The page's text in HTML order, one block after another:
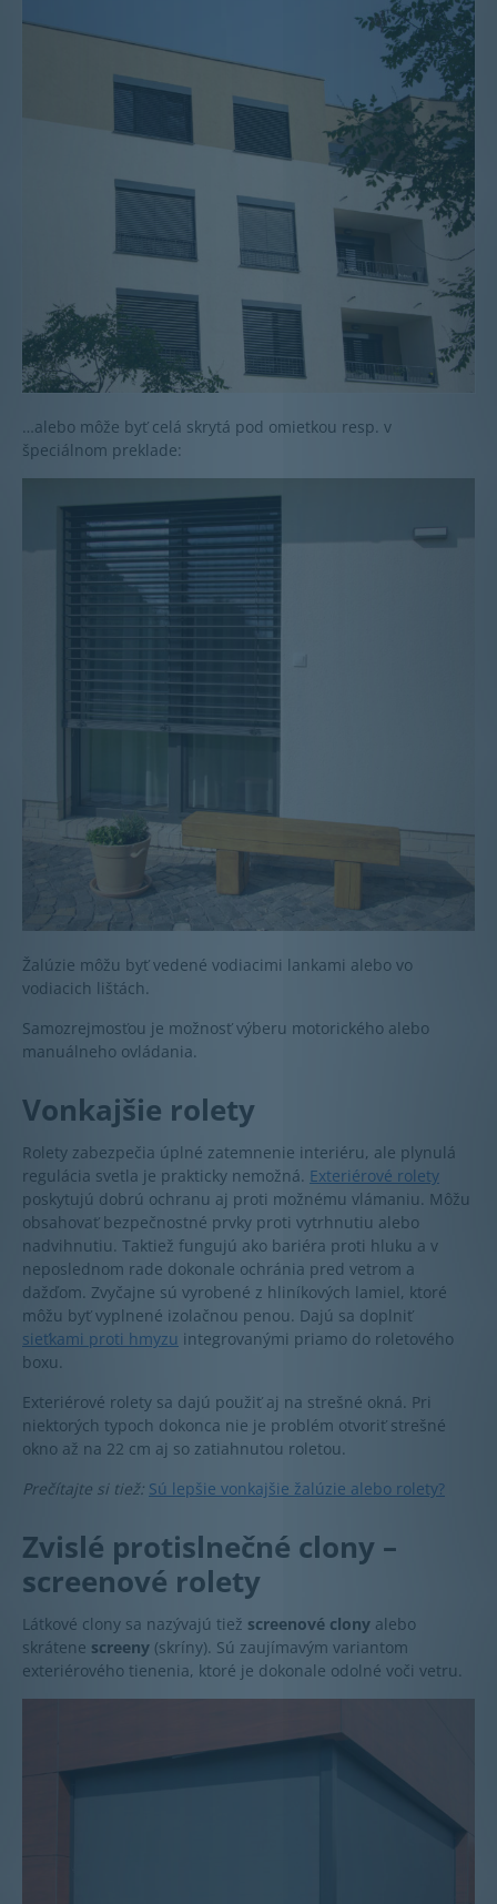
…alebo môže byť celá skrytá pod omietkou resp. v
špeciálnom preklade:
Žalúzie môžu byť vedené vodiacimi lankami alebo vo
vodiacich lištách.
Samozrejmosťou je možnosť výberu motorického alebo
manuálneho ovládania.
Vonkajšie rolety
Rolety zabezpečia úplné zatemnenie interiéru, ale plynulá
regulácia svetla je prakticky nemožná. Exteriérové rolety
poskytujú dobrú ochranu aj proti možnému vlámaniu. Môžu
obsahovať bezpečnostné prvky proti vytrhnutiu alebo
nadvihnutiu. Taktiež fungujú ako bariéra proti hluku a v
neposlednom rade dokonale ochránia pred vetrom a
dažďom. Zvyčajne sú vyrobené z hliníkových lamiel, ktoré
môžu byť vyplnené izolačnou penou. Dajú sa doplniť
sieťkami proti hmyzu integrovanými priamo do roletového
boxu.
Exteriérové rolety sa dajú použiť aj na strešné okná. Pri
niektorých typoch dokonca nie je problém otvoriť strešné
okno až na 22 cm aj so zatiahnutou roletou.
Prečítajte si tiež: Sú lepšie vonkajšie žalúzie alebo rolety?
Zvislé protislnečné clony –
screenové rolety
Látkové clony sa nazývajú tiež screenové clony alebo
skrátene screeny (skríny). Sú zaujímavým variantom
exteriérového tienenia, ktoré je dokonale odolné voči vetru.